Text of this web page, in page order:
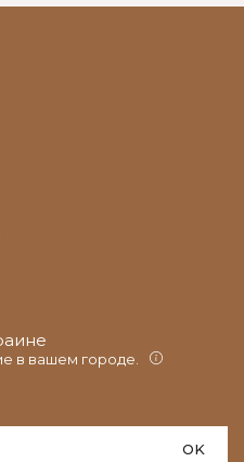
в вашем городе.
OK